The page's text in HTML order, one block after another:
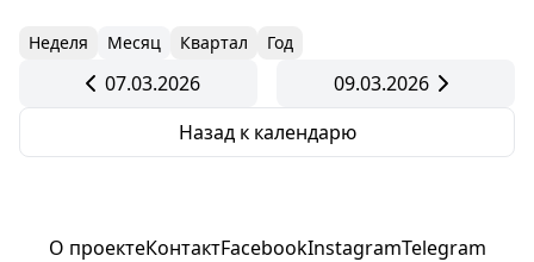
Неделя Месяц Квартал Год
07.03.2026
09.03.2026
Назад к календарю
О проектеКонтактFacebookInstagramTelegram